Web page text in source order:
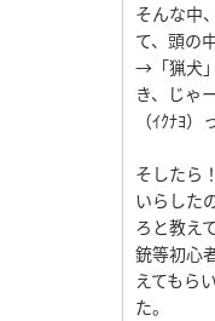
そんな中
て、頭の
→「猟犬
き、じゃ
（ｲｸﾅﾖ
そしたら
いらした
ろと教え
銃等初心
えてもら
た。